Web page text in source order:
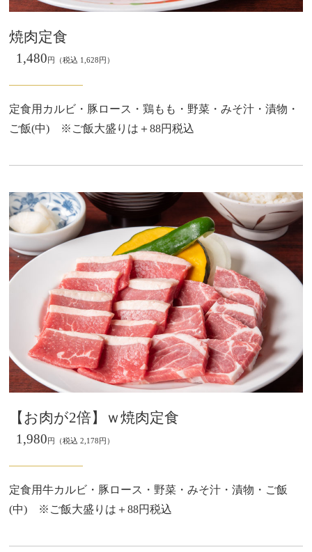
焼肉定食
1,480円（税込 1,628円）
定食用カルビ・豚ロース・鶏もも・野菜・みそ汁・漬物・
ご飯(中) ※ご飯大盛りは＋88円税込
【お肉が2倍】ｗ焼肉定食
1,980円（税込 2,178円）
定食用牛カルビ・豚ロース・野菜・みそ汁・漬物・ご飯
(中) ※ご飯大盛りは＋88円税込